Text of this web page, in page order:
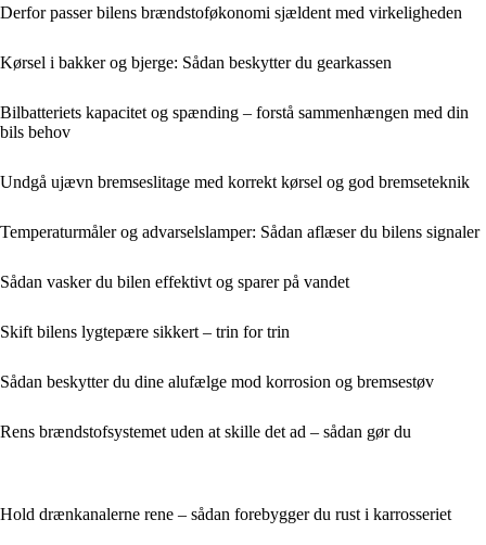
Derfor passer bilens brændstoføkonomi sjældent med virkeligheden
Kørsel i bakker og bjerge: Sådan beskytter du gearkassen
Bilbatteriets kapacitet og spænding – forstå sammenhængen med din
bils behov
Undgå ujævn bremseslitage med korrekt kørsel og god bremseteknik
Temperaturmåler og advarselslamper: Sådan aflæser du bilens signaler
Sådan vasker du bilen effektivt og sparer på vandet
Skift bilens lygtepære sikkert – trin for trin
Sådan beskytter du dine alufælge mod korrosion og bremsestøv
Rens brændstofsystemet uden at skille det ad – sådan gør du
Hold drænkanalerne rene – sådan forebygger du rust i karrosseriet